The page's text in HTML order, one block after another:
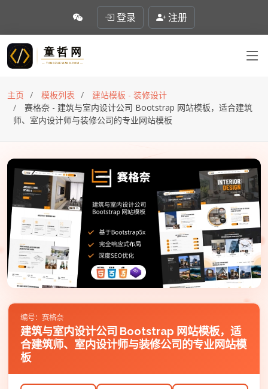
登录 注册
主页 模板列表
建站模板 - 装修设计
赛格奈 - 建筑与室内设计公司 Bootstrap 网站模板，适合建筑
师、室内设计师与装修公司的专业网站模板
编号：赛格奈
建筑与室内设计公司 Bootstrap 网站模板，适
合建筑师、室内设计师与装修公司的专业网站模
板